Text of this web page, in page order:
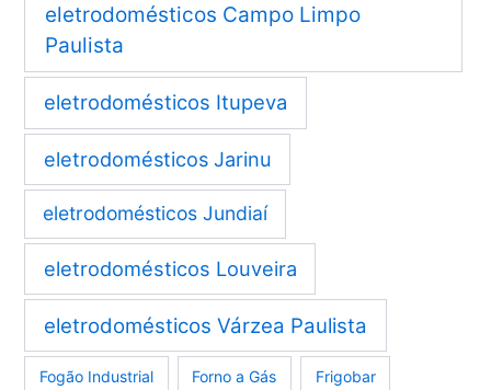
eletrodomésticos Campo Limpo
Paulista
eletrodomésticos Itupeva
eletrodomésticos Jarinu
eletrodomésticos Jundiaí
eletrodomésticos Louveira
eletrodomésticos Várzea Paulista
Fogão Industrial Forno a Gás Frigobar